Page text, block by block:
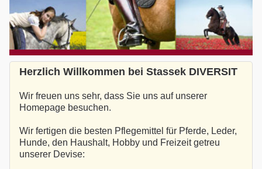
Herzlich Willkommen bei Stassek DIVERSIT
Wir freuen uns sehr, dass Sie uns auf unserer
Homepage besuchen.
Wir fertigen die besten Pflegemittel für Pferde, Leder,
Hunde, den Haushalt, Hobby und Freizeit getreu
unserer Devise: